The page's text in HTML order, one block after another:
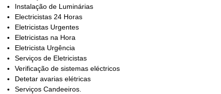
Instalação de Luminárias
Electricistas 24 Horas
Eletricistas Urgentes
Eletricistas na Hora
Eletricista Urgência
Serviços de Eletricistas
Verificação de sistemas eléctricos
Detetar avarias elétricas
Serviços Candeeiros.